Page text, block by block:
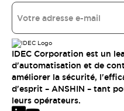
IDEC Corporation est un
d'automatisation et de
améliorer la sécurité,
d'esprit – ANSHIN – tant
leurs opérateurs.